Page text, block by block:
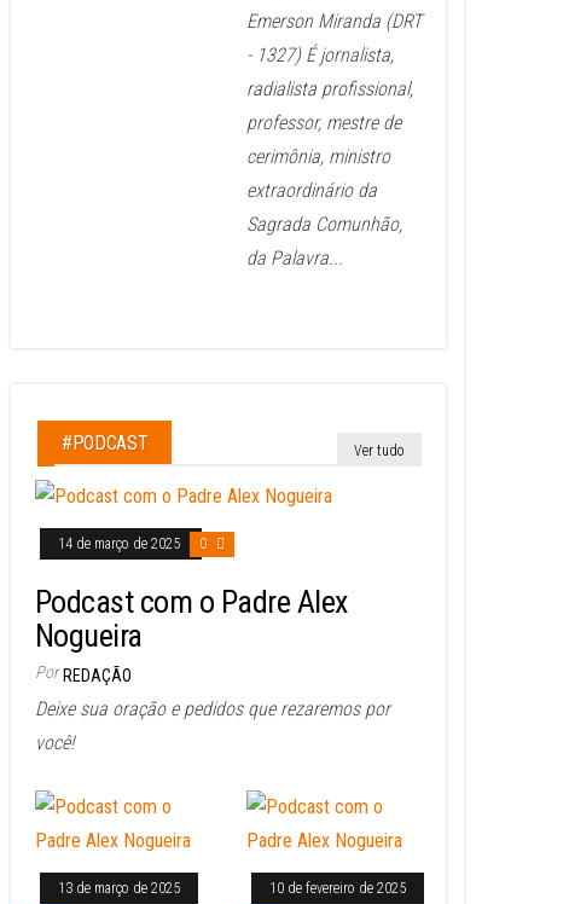
Emerson Miranda (DRT
- 1327) É jornalista,
radialista profissional,
professor, mestre de
cerimônia, ministro
extraordinário da
Sagrada Comunhão,
da Palavra...
#PODCAST Ver tudo
14 de março de 2025 0
Podcast com o Padre Alex
Nogueira
Por REDAÇÃO
Deixe sua oração e pedidos que rezaremos por
você!
13 de março de 2025
10 de fevereiro de 2025